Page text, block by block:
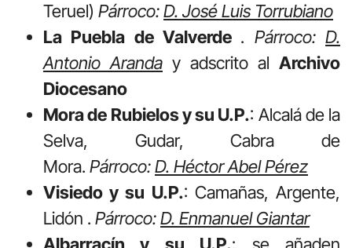
Teruel) Párroco:D. José Luis Torrubiano
La Puebla de Valverde . Párroco:D.
Antonio Aranda y adscrito al Archivo
Diocesano
Mora de Rubielos y su U.P.: Alcalá de la
Selva, Gudar, Cabra de
Mora. Párroco:D. Héctor Abel Pérez
Visiedo y su U.P.: Camañas, Argente,
Lidón . Párroco:D. Enmanuel Giantar